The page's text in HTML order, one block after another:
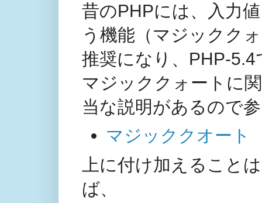
昔のPHPには、入力
う機能（マジックク
推奨になり、PHP-
マジッククォートに
当な説明があるので
マジッククオート
上に付け加えること
ば、